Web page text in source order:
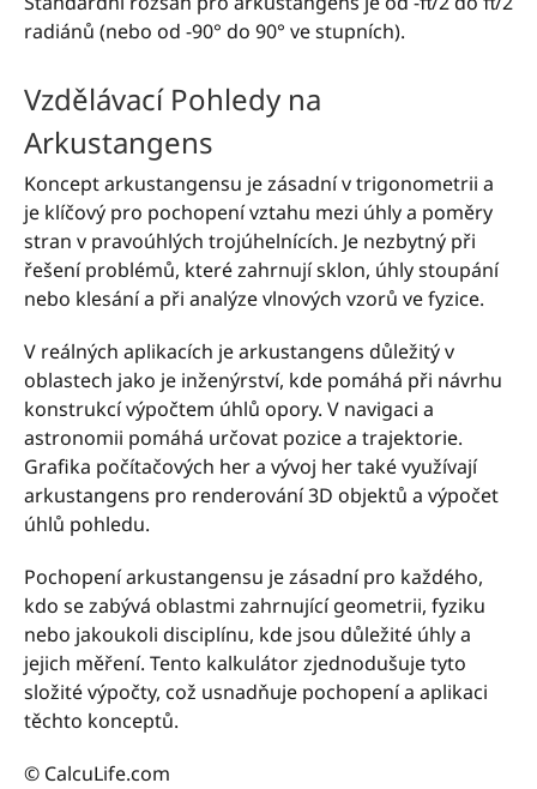
radiánů (nebo od -90° do 90° ve stupních).
Vzdělávací Pohledy na
Arkustangens
Koncept arkustangensu je zásadní v trigonometrii a
je klíčový pro pochopení vztahu mezi úhly a poměry
stran v pravoúhlých trojúhelnících. Je nezbytný při
řešení problémů, které zahrnují sklon, úhly stoupání
nebo klesání a při analýze vlnových vzorů ve fyzice.
V reálných aplikacích je arkustangens důležitý v
oblastech jako je inženýrství, kde pomáhá při návrhu
konstrukcí výpočtem úhlů opory. V navigaci a
astronomii pomáhá určovat pozice a trajektorie.
Grafika počítačových her a vývoj her také využívají
arkustangens pro renderování 3D objektů a výpočet
úhlů pohledu.
Pochopení arkustangensu je zásadní pro každého,
kdo se zabývá oblastmi zahrnující geometrii, fyziku
nebo jakoukoli disciplínu, kde jsou důležité úhly a
jejich měření. Tento kalkulátor zjednodušuje tyto
složité výpočty, což usnadňuje pochopení a aplikaci
těchto konceptů.
© CalcuLife.com